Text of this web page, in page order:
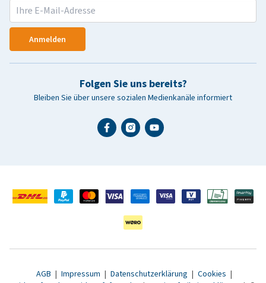
Anmelden
Folgen Sie uns bereits?
Bleiben Sie über unsere sozialen Medienkanäle informiert
AGB | Impressum | Datenschutzerklärung | Cookies |